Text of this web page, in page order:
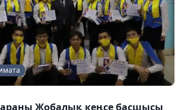
Жобалық кеңсе басшысы